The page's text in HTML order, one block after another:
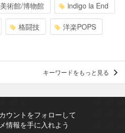
美術館/博物館 indigo la End
格闘技 洋楽POPS
キーワードをもっと見る
ウントをフォローして
情報を手に入れよう